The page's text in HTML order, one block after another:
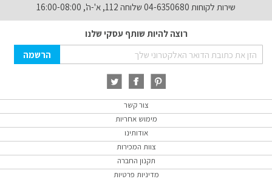
שירות לקוחות 04-6350680 שלוחה 112, א'-ה', 16:00-08:00
רוצה להיות שותף עסקי שלנו
Sign
Up
Newsletter:
הרשמה
צור קשר
מימוש אחריות
אודותינו
צוות המכירות
תקנון החברה
מדיניות פרטיות